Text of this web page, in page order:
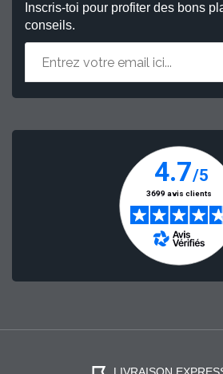
Inscris-toi pour profiter des bons
conseils.